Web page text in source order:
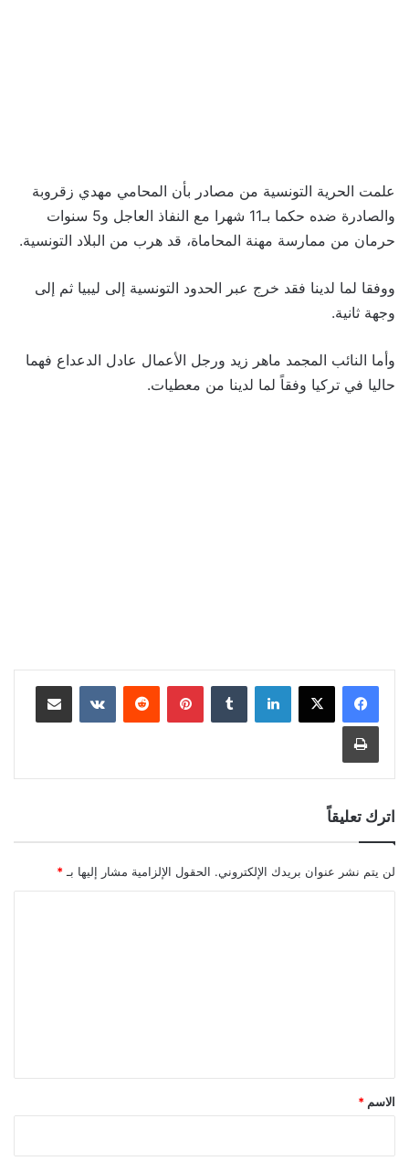
علمت الحرية التونسية من مصادر بأن المحامي مهدي زقروبة
والصادرة ضده حكما بـ11 شهرا مع النفاذ العاجل و5 سنوات
حرمان من ممارسة مهنة المحاماة، قد هرب من البلاد التونسية.
ووفقا لما لدينا فقد خرج عبر الحدود التونسية إلى ليبيا ثم إلى
وجهة ثانية.
وأما النائب المجمد ماهر زيد ورجل الأعمال عادل الدعداع فهما
حاليا في تركيا وفقاً لما لدينا من معطيات.
لينكدإن بينتيريست مشاركة عبر البريد
طباعة
اترك تعليقاً
لن يتم نشر عنوان بريدك الإلكتروني. الحقول الإلزامية مشار إليها بـ *
*
الاسم *